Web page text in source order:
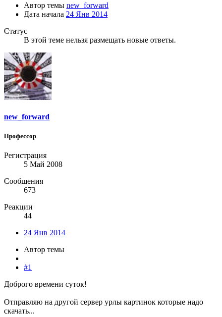
Автор темы new_forward
Дата начала 24 Янв 2014
Статус
В этой теме нельзя размещать новые ответы.
new_forward
Профессор
Регистрация
5 Май 2008
Сообщения
673
Реакции
44
24 Янв 2014
Автор темы
#1
Доброго времени суток!
Отправляю на другой сервер урлы картинок которые надо
скачать...